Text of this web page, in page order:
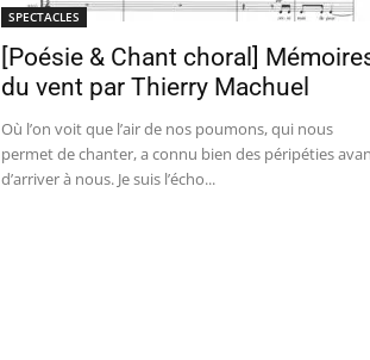
SPECTACLES
[Poésie & Chant choral]
du vent par Thierry Machuel
Où l’on voit que l’air de nos poumons, qui nous
permet de chanter, a connu bien des péripéties
d’arriver à nous. Je suis l’écho...